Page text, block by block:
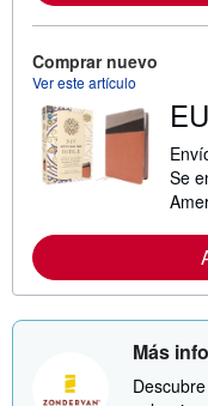
Comprar nuevo
Ver este artículo
Se
Más